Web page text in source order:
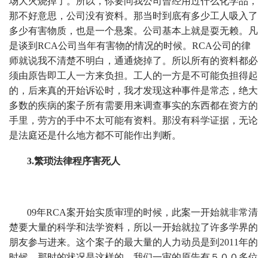
那不好意思，公司没有资料。那当时到底有多少工人吸入了
多少有害物质，也是一个悬案。公司基本上就是耍无赖。凡
是谈到RCA公司当年有害物的情况的时候。RCA公司的律
师就说我不清楚不明白，通通烧掉了。所以所有的资料都必
须由原告即工人一方来负担。工人的一方是不可能负担得起
的，后来真的开始诉讼时，我才发现这种事件是常态，绝大
多数的疾病的案子所有需要用来调查事实的东西都在资方的
手里，劳方的手中不太可能有资料。那没有科学证据，无论
是法庭还是什么地方都不可能作出判断。
3.繁琐法律程序害死人
09年RCA案开始实质审理的时候，此案一开始就非常清
楚要大量的科学和法学资料，所以一开始就拉了许多学界的
朋友参与进来。这个案子的最大量的人力动员是到2011年的